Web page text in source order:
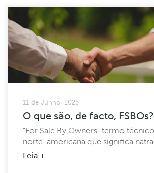
11 de Junho, 2025
O que são, de facto, FSBOs?
“For Sale By Owners” termo
norte-americana que significa
Leia +